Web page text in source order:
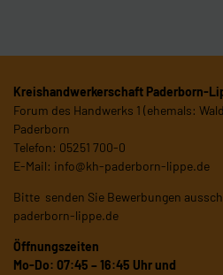
Kreishandwerkerschaft Paderborn-
Forum des Handwerks 1 (ehemals:
Paderborn
Telefon: 05251 700-0
E-Mail: info@kh-paderborn-lippe.de
Bitte senden Sie Bewerbungen
paderborn-lippe.de
Öffnungszeiten
Mo-Do: 07:45 – 16:45 Uhr und